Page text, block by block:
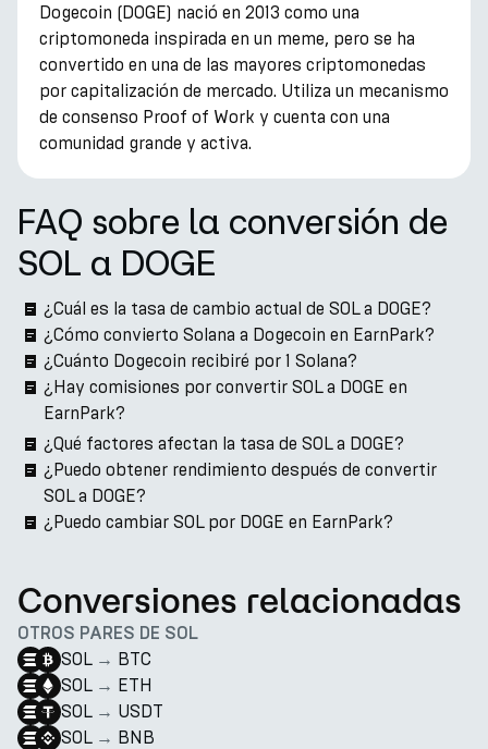
Dogecoin (DOGE) nació en 2013 como una
criptomoneda inspirada en un meme, pero se ha
convertido en una de las mayores criptomonedas
por capitalización de mercado. Utiliza un mecanismo
de consenso Proof of Work y cuenta con una
comunidad grande y activa.
FAQ sobre la conversión de
SOL a DOGE
¿Cuál es la tasa de cambio actual de SOL a DOGE?
¿Cómo convierto Solana a Dogecoin en EarnPark?
¿Cuánto Dogecoin recibiré por 1 Solana?
¿Hay comisiones por convertir SOL a DOGE en
EarnPark?
¿Qué factores afectan la tasa de SOL a DOGE?
¿Puedo obtener rendimiento después de convertir
SOL a DOGE?
¿Puedo cambiar SOL por DOGE en EarnPark?
Conversiones relacionadas
OTROS PARES DE SOL
SOL → BTC
SOL → ETH
SOL → USDT
SOL → BNB